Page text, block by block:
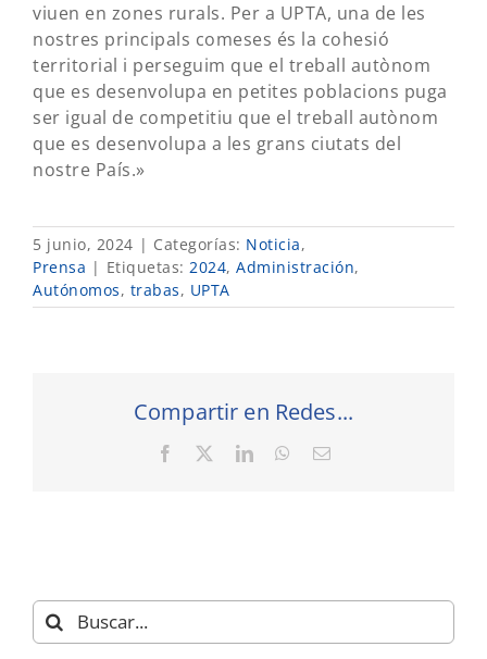
viuen en zones rurals. Per a UPTA, una de les
nostres principals comeses és la cohesió
territorial i perseguim que el treball autònom
que es desenvolupa en petites poblacions puga
ser igual de competitiu que el treball autònom
que es desenvolupa a les grans ciutats del
nostre País.»
5 junio, 2024 | Categorías: Noticia,
Prensa | Etiquetas: 2024, Administración,
Autónomos, trabas, UPTA
Compartir en Redes...
Facebook LinkedInWhatsApp
Correo
Buscar: